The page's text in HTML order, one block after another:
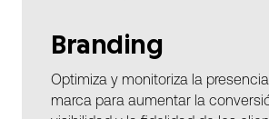
Branding
Optimiza y monitoriza la
marca para aumentar la